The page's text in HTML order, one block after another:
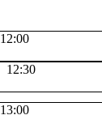
12:00
12:30
13:00